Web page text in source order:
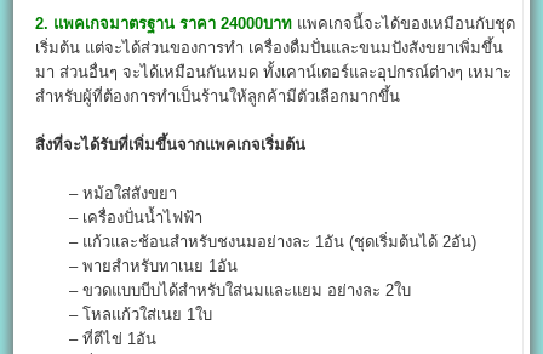
2. แพคเกจมาตรฐาน ราคา 24000บาท แพคเกจนี้จะได้ของเหมือนกับชุด
เริ่มต้น แต่จะได้ส่วนของการทำ เครื่องดื่มปั่นและขนมปังสังขยาเพิ่มขึ้น
มา ส่วนอื่นๆ จะได้เหมือนกันหมด ทั้งเคาน์เตอร์และอุปกรณ์ต่างๆ เหมาะ
สำหรับผู้ที่ต้องการทำเป็นร้านให้ลูกค้ามีตัวเลือกมากขึ้น
สิ่งที่จะได้รับที่เพิ่มขึ้นจากแพคเกจเริ่มต้น
– หม้อใส่สังขยา
– เครื่องปั่นน้ำไฟฟ้า
– แก้วและช้อนสำหรับชงนมอย่างละ 1อัน (ชุดเริ่มต้นได้ 2อัน)
– พายสำหรับทาเนย 1อัน
– ขวดแบบบีบได้สำหรับใส่นมและแยม อย่างละ 2ใบ
– โหลแก้วใส่เนย 1ใบ
– ที่ตีไข่ 1อัน